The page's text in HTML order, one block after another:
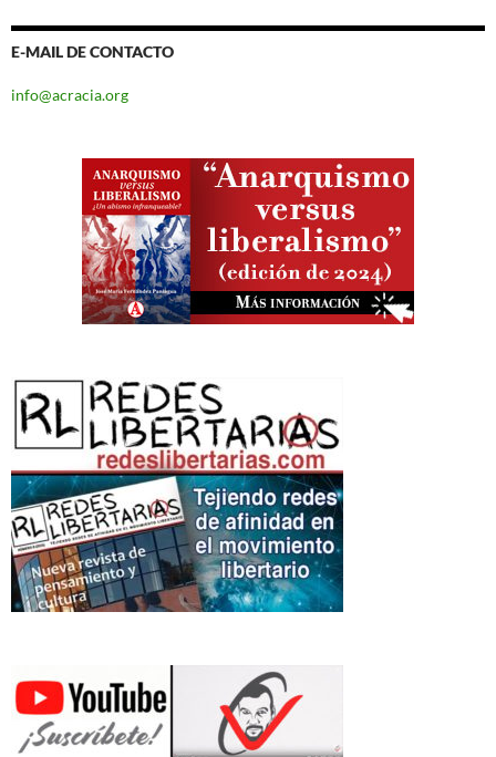
E-MAIL DE CONTACTO
info@acracia.org